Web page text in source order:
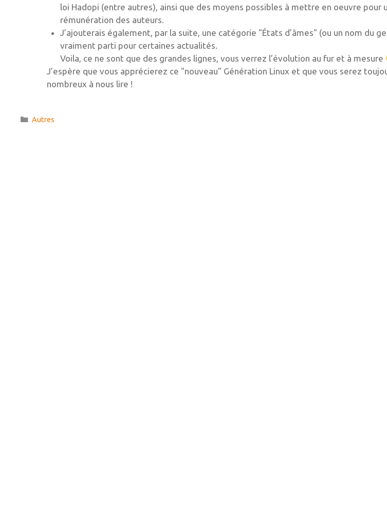
loi Hadopi (entre autres), ainsi que des moyens possibles à mettre en oeuvre pour
rémunération des auteurs.
J’ajouterais également, par la suite, une catégorie "États d’âmes" (ou un nom du
vraiment parti pour certaines actualités.
Voila, ce ne sont que des grandes lignes, vous verrez l’évolution au fur et à mesure
J’espère que vous apprécierez ce "nouveau" Génération Linux et que vous serez
nombreux à nous lire !
Catégories
Autres